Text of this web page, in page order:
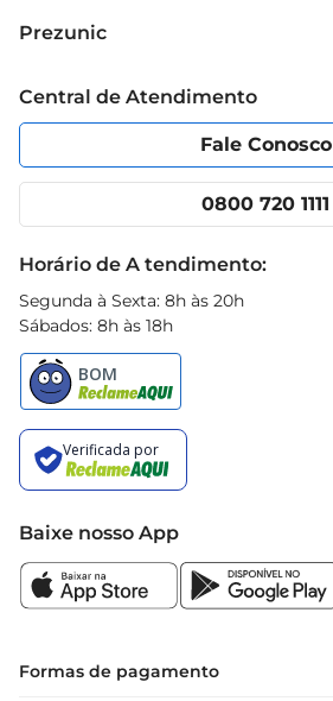
Grupo Cencosud
Política de Privacidade
Portal do fornecedor
Cencosud Media
Prezunic
Código de Ética
App Prezunic
Central de Atendimento
Fale Conosco
0800 720 1111
Horário de A tendimento:
Segunda à Sexta: 8h às 20h
Sábados: 8h às 18h
Baixe nosso App
Formas de pagamento